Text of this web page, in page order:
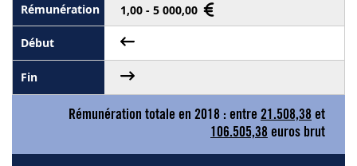
1,00 - 5 000,00
Rémunération totale en 2018 : entre 21.508,38 et
106.505,38 euros brut